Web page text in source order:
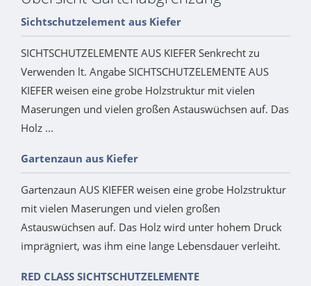
Sichtschutzelement aus Kiefer
SICHTSCHUTZELEMENTE AUS KIEFER Senkrecht zu
Verwenden lt. Angabe SICHTSCHUTZELEMENTE AUS
KIEFER weisen eine grobe Holzstruktur mit vielen
Maserungen und vielen großen Astauswüchsen auf. Das
Holz ...
Gartenzaun aus Kiefer
Gartenzaun AUS KIEFER weisen eine grobe Holzstruktur
mit vielen Maserungen und vielen großen
Astauswüchsen auf. Das Holz wird unter hohem Druck
imprägniert, was ihm eine lange Lebensdauer verleiht.
RED CLASS SICHTSCHUTZELEMENTE